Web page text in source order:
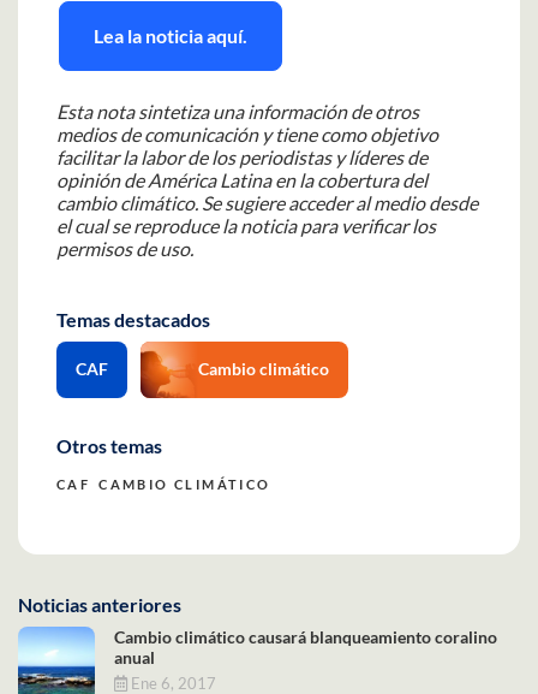
Lea la noticia aquí.
Esta nota sintetiza una información de otros
medios de comunicación y tiene como objetivo
facilitar la labor de los periodistas y líderes de
opinión de América Latina en la cobertura del
cambio climático. Se sugiere acceder al medio desde
el cual se reproduce la noticia para verificar los
permisos de uso.
Temas destacados
CAF Cambio climático
Otros temas
CAF CAMBIO CLIMÁTICO
Noticias anteriores
Cambio climático causará blanqueamiento coralino
anual
Ene 6, 2017